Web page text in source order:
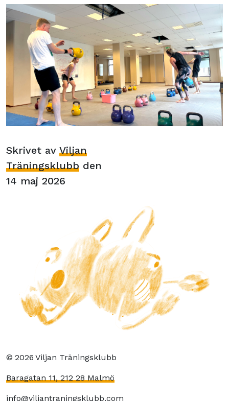
Skrivet av Viljan
Träningsklubb den
14 maj 2026
© 2026 Viljan Träningsklubb
Baragatan 11, 212 28 Malmö
info@viljantraningsklubb.com